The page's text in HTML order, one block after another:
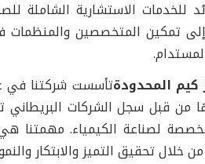
للخدمات الاستشارية الشاملة
تمكين المتخصصين والمنظمات
كيم المحدودة
لصناعة الكيمياء.
خلال تحقيق التميز والابتكار